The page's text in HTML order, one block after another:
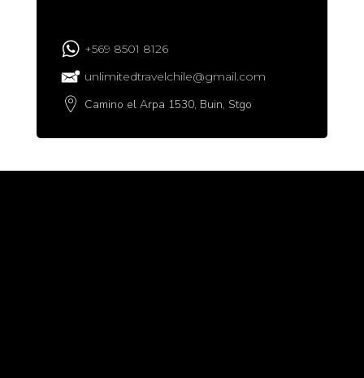
+569 8501 8126
unlimitedtravelchile@gmail.com
Camino el Arpa 1530, Buin, Stgo